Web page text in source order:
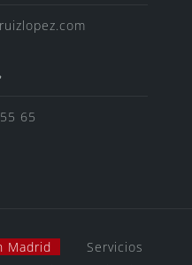
65
Madrid
Servicios